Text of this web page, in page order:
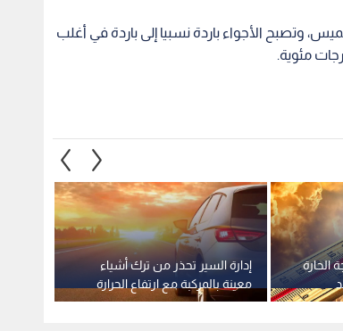
وتصبح الأجواء باردة نسبيا إلى باردة في أغلب
إدارة السير تحذر من ترك أشياء
معينة بالمركبة مع ارتفاع الحرارة
الحارة